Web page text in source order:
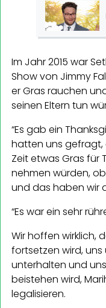
Im Jahr 2015 war
Show von Jimmy
er Gras rauchen
seinen Eltern tun
“Es gab ein
hatten uns gefragt,
Zeit etwas Gras für
nehmen würden,
und das haben wir
“Es war ein sehr
Wir hoffen wirklich,
fortsetzen wird,
unterhalten und
beistehen wird,
legalisieren.